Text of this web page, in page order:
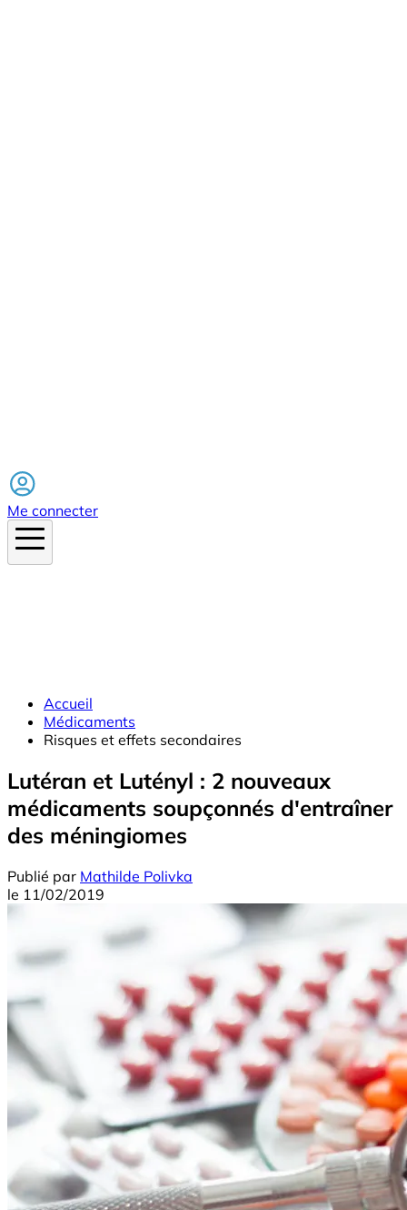
Me connecter
Accueil
Médicaments
Risques et effets secondaires
Lutéran et Lutényl : 2 nouveaux
médicaments soupçonnés d'entraîner
des méningiomes
Publié par Mathilde Polivka
le 11/02/2019